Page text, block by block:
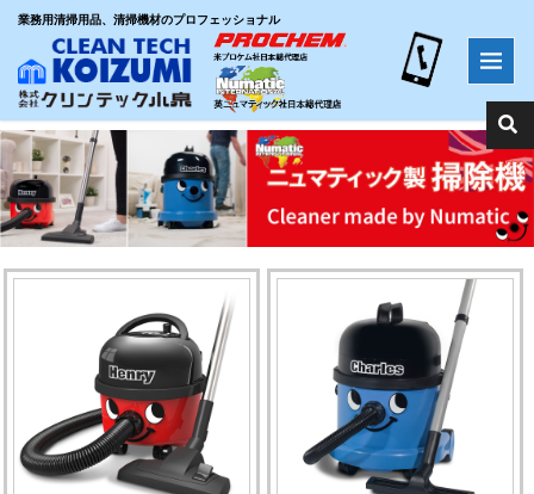
業務用清掃用品、清掃機材のプロフェッショナル
ホーム >ニュマティック製掃除機